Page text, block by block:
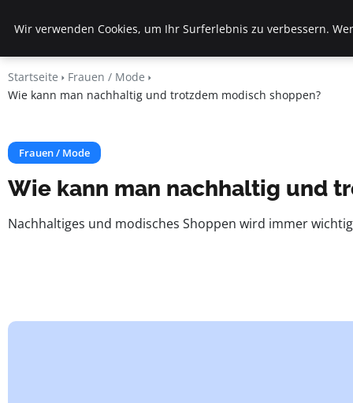
Fds
Startseite
Frauen / Mode
Wie kann man nachhaltig und trotzdem modisch shoppen?
Frauen / Mode
Wie kann man nachhaltig und
Nachhaltiges und modisches Shoppen wird immer
Wir verwenden Cookies, um Ihr Surferlebnis zu verbessern.